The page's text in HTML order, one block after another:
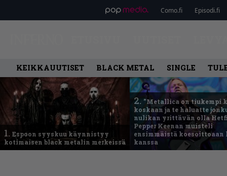
Como.fi Episodi.fi
KEIKKAUUTISET BLACK METAL SINGLE
1. Espoon syyskuu käynnistyy
kotimaisen black metalin merkeissä
2. ”Metallica on tiukempi
koskaan ja te haluatte
nulikan yrittävän olla
Pepper Keenan muisteli
ensimmäistä koesoittoaan
kanssa